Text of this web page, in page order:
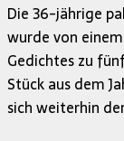
Die 36-jährige
wurde von
Gedichtes zu
Stück aus dem
sich weiterhin